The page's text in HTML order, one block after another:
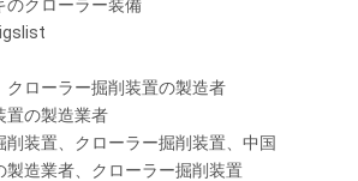
のクローラー装備
クローラー掘削装置の製造者
置の製造業者
装置、クローラー掘削装置、中国
製造業者、クローラー掘削装置